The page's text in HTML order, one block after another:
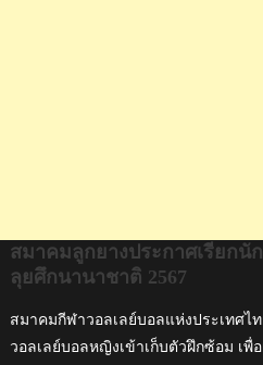
สมาคมลูกยางประกาศเรียกนั
ลุยศึกนานาชาติ 2567
สมาคมกีฬาวอลเลย์บอลแห่งประเทศไ
วอลเลย์บอลหญิงเข้าเก็บตัวฝึกซ้อม เพื่